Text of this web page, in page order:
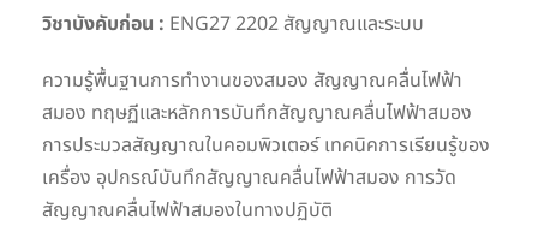
วิชาบังคับก่อน : ENG27 2202 สัญญาณและระบบ
ความรู้พื้นฐานการทำงานของสมอง สัญญาณคลื่นไฟฟ้า
สมอง ทฤษฏีและหลักการบันทึกสัญญาณคลื่นไฟฟ้าสมอง
การประมวลสัญญาณในคอมพิวเตอร์ เทคนิคการเรียนรู้ของ
เครื่อง อุปกรณ์บันทึกสัญญาณคลื่นไฟฟ้าสมอง การวัด
สัญญาณคลื่นไฟฟ้าสมองในทางปฏิบัติ